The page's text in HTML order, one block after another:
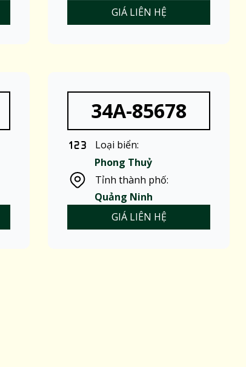
GIÁ LIÊN HỆ
34A-85678
Loại biển:
Phong Thuỷ
Tỉnh thành phố:
Quảng Ninh
GIÁ LIÊN HỆ